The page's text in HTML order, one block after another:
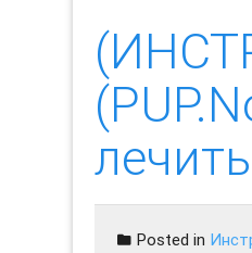
Posted in